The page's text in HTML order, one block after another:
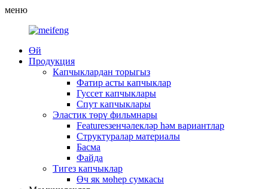
меню
Өй
Продукция
Капчыклардан торыгыз
Фатир асты капчыклар
Гуссет капчыклары
Спут капчыклары
Эластик төрү фильмнары
Featuresзенчәлекләр һәм вариантлар
Структуралар материалы
Басма
Файда
Тигез капчыклар
Өч як мөһер сумкасы